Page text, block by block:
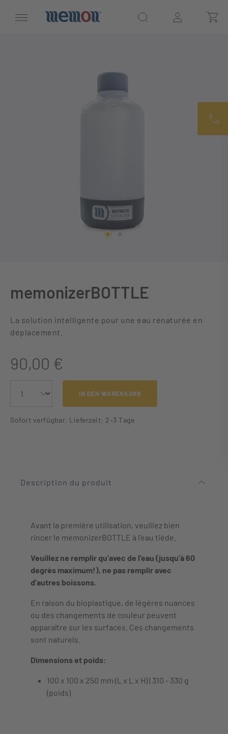
memonizerBOTTLE
La solution intelligente pour une eau renaturée en
déplacement.
90,00 €
IN DEN WARENKORB
Sofort verfügbar, Lieferzeit: 2-3 Tage
Description du produit
Avant la première utilisation, veuillez bien
rincer le memonizerBOTTLE à l'eau tiède.
Veuillez ne remplir qu'avec de l'eau (jusqu'à 60
degrés maximum!), ne pas remplir avec
d'autres boissons.
En raison du bioplastique, de légères nuances
ou des changements de couleur peuvent
apparaître sur les surfaces. Ces changements
sont naturels.
Dimensions et poids:
100 x 100 x 250 mm (L x L x H) | 310 - 330 g
(poids)